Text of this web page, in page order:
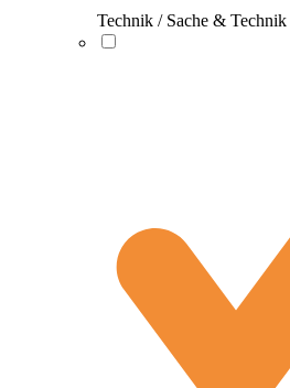
Technik / Sache & Technik